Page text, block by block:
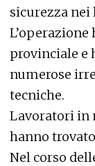
sicurezza
provinciale e
numerose
tecniche.
Lavoratori in
hanno
Nel corso